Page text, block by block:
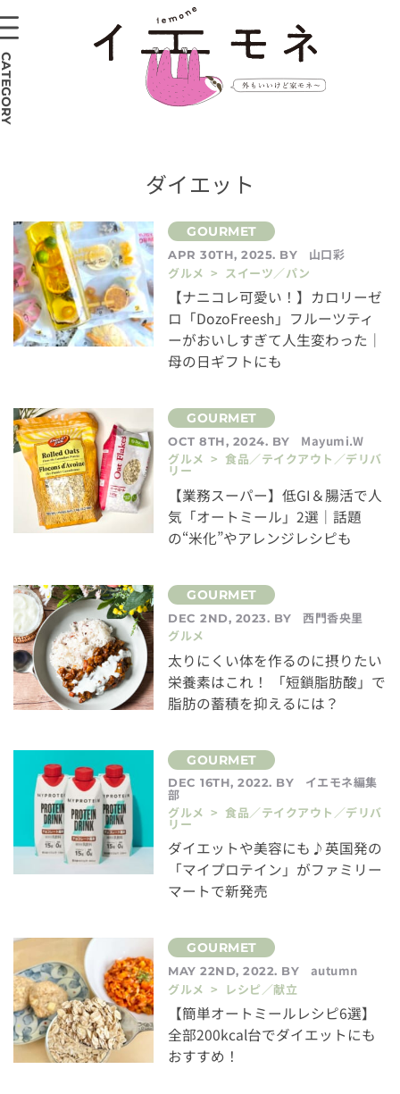
ダイエット
APR 30TH, 2025. BY
山口彩
グルメ > スイーツ／パン
【ナニコレ可愛い！】カロリーゼ
ロ「DozoFreesh」フルーツティ
ーがおいしすぎて人生変わった｜
母の日ギフトにも
OCT 8TH, 2024. BY
Mayumi.W
グルメ > 食品／テイクアウト／デリバ
リー
【業務スーパー】低GI＆腸活で人
気「オートミール」2選｜話題
の“米化”やアレンジレシピも
DEC 2ND, 2023. BY
西門香央里
グルメ
太りにくい体を作るのに摂りたい
栄養素はこれ！ 「短鎖脂肪酸」で
脂肪の蓄積を抑えるには？
DEC 16TH, 2022. BY イエモネ編集
部
グルメ > 食品／テイクアウト／デリバ
リー
ダイエットや美容にも♪英国発の
「マイプロテイン」がファミリー
マートで新発売
MAY 22ND, 2022. BY
autumn
グルメ > レシピ／献立
【簡単オートミールレシピ6選】
全部200kcal台でダイエットにも
おすすめ！